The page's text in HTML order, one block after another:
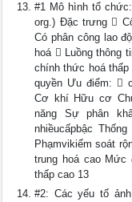
#1 Mô hình tổ
org.) Đặc trưng 
Có phân công lao
hoá  Luồng thông
chính thức hoá
quyền Ưu điểm: 
Cơ khí Hữu cơ
năng Sự phân
nhiềucấpbậc
Phạmvikiểm soát
trung hoá cao
thấp cao 13
#2: Các yếu tố